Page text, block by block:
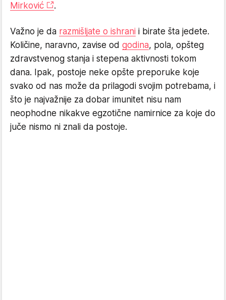
Mirković
.
Važno je da razmišljate o ishrani i birate šta jedete.
Količine, naravno, zavise od godina, pola, opšteg
zdravstvenog stanja i stepena aktivnosti tokom
dana. Ipak, postoje neke opšte preporuke koje
svako od nas može da prilagodi svojim potrebama, i
što je najvažnije za dobar imunitet nisu nam
neophodne nikakve egzotične namirnice za koje do
juče nismo ni znali da postoje.